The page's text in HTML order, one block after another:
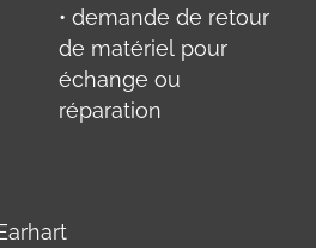
• demande de retour
de matériel pour
échange ou
réparation